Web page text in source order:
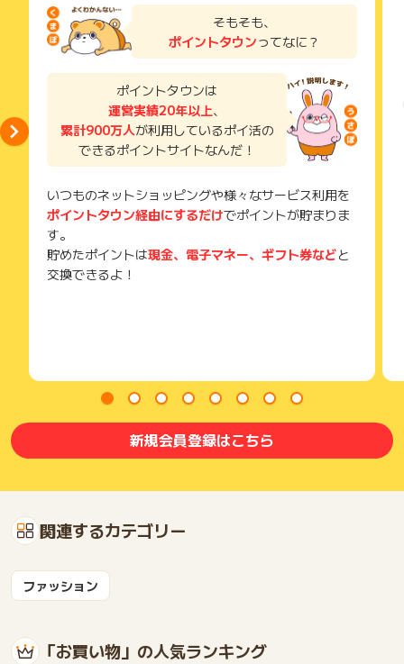
了などのメールは、ポイント獲得するまで必ず保管してくださ
獲得待ち・獲得失敗の状態でお問い合わせされる際に、該当の
メールを送っていただく場合がございます。
そのため、紛失・破棄された場合は対応いたしかねますので、
ご注意ください。
(※) SafariやChromeなどwebサイトを表示するアプリのこと
※キャンセル・不備・いたずら・商品受取拒否及び不着、返品の
場合はポイント獲得対象外です。
そもそも、
ポイントタウンってなに？
ポイントタウンは
運営実績20年以上、
累計900万人が利用しているポイ活の
できるポイントサイトなんだ！
いつものネットショッピングや様々なサービス利用を
ポイントタウン経由にするだけでポイントが貯まりま
す。
貯めたポイントは現金、電子マネー、ギフト券などと
交換できるよ！
新規会員登録はこちら
関連するカテゴリー
ファッション
「お買い物」の人気ランキング